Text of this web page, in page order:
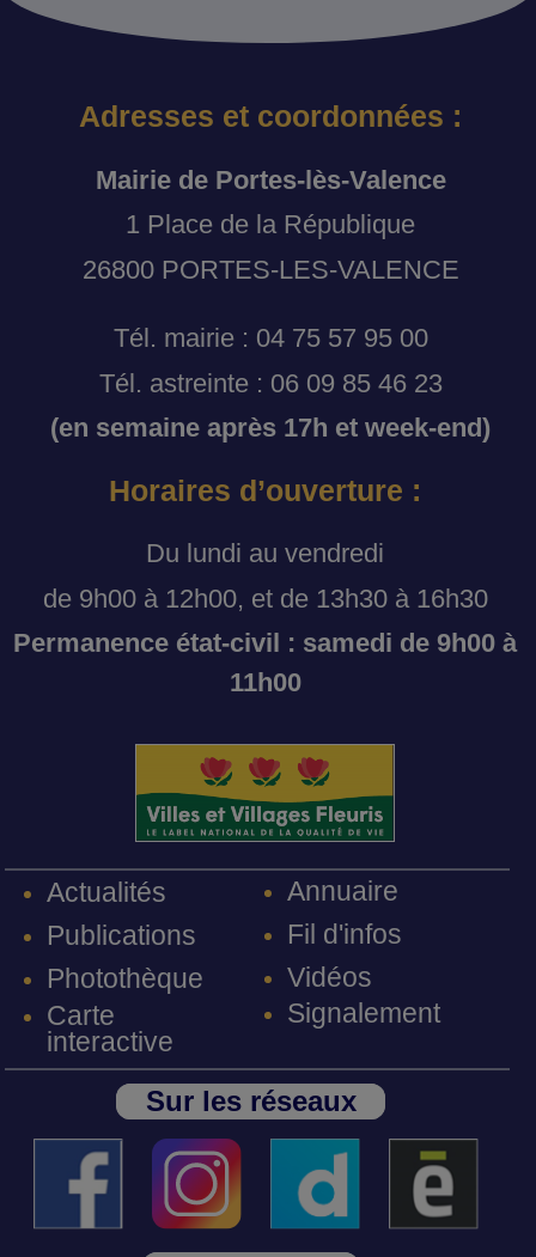
Adresses et coordonnées :
Mairie de Portes-lès-Valence
1 Place de la République
26800 PORTES-LES-VALENCE
Tél. mairie : 04 75 57 95 00
Tél. astreinte : 06 09 85 46 23
(en semaine après 17h et week-end)
Horaires d’ouverture :
Du lundi au vendredi
de 9h00 à 12h00, et de 13h30 à 16h30
Permanence état-civil : samedi de 9h00 à
11h00
Actualités
Publications
Photothèque
Carte
interactive
Annuaire
Fil d'infos
Vidéos
Signalement
Sur les réseaux